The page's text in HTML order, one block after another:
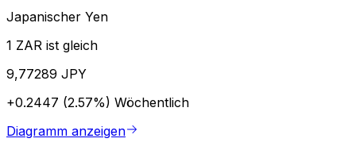
Japanischer Yen
1 ZAR ist gleich
9,77289 JPY
+0.2447 (2.57%) Wöchentlich
Diagramm anzeigen